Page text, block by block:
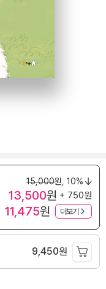
15,000원, 10%
13,500원 + 750원
11,475원 더보기
9,450원